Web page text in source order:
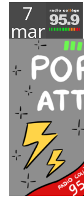
7
mars
2025